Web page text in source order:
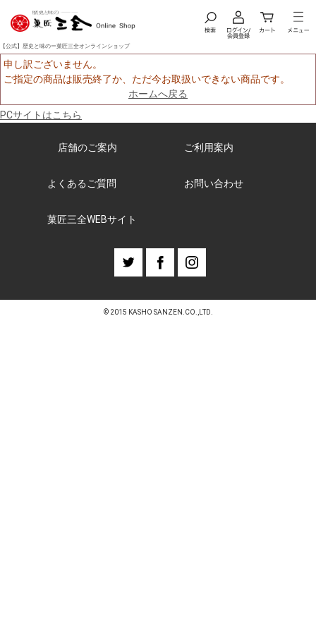
【公式】歴史と味のー菓匠三全オンラインショップ
申し訳ございません。
ご指定の商品は販売終了か、ただ今お取扱いできない商品です。
ホームへ戻る
PCサイトはこちら
店舗のご案内 ご利用案内
よくあるご質問 お問い合わせ
菓匠三全WEBサイト
© 2015 KASHO SANZEN.CO.,LTD.